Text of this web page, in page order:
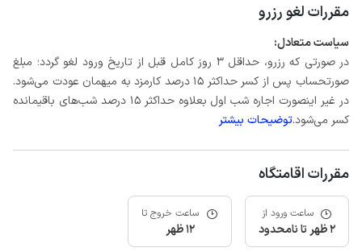
مقررات لغو رزرو
سیاست متعادل:
در صورتی که رزرو، حداقل 3 روز کامل قبل از تاریخ ورود لغو گردد؛ مبلغ
صورتحساب پس از کسر حداکثر 15 درصد کارمزد به میهمان عودت می‌شود.
در غیر اینصورت اجاره شب اول بعلاوه حداکثر 15 درصد شب‌های باقیمانده
کسر می‌شود.توضیحات بیشتر
مقررات اقامتگاه
ساعت ورود از
2 ظهر تا نامحدود
ساعت خروج تا
12 ظهر